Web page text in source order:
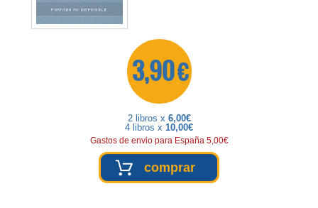
3,90 €
2 libros x 6,00€
4 libros x 10,00€
Gastos de envio para España 5,00€
comprar